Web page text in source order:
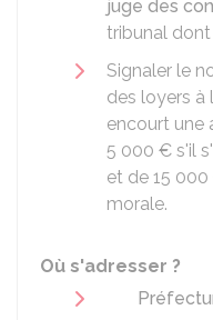
juge des
tribunal
Signaler le
des loyers à
encourt une
5 000 € s'il
et de 15
morale.
Où s'adresser ?